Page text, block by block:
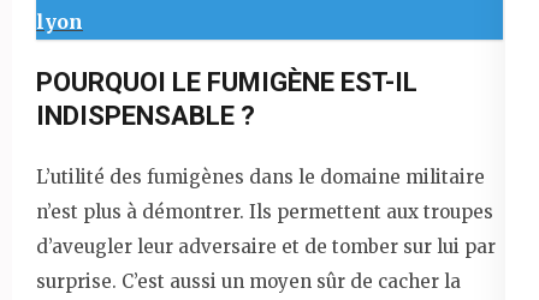
lyon
POURQUOI LE FUMIGÈNE EST-IL
INDISPENSABLE ?
L’utilité des fumigènes dans le domaine militaire
n’est plus à démontrer. Ils permettent aux troupes
d’aveugler leur adversaire et de tomber sur lui par
surprise. C’est aussi un moyen sûr de cacher la